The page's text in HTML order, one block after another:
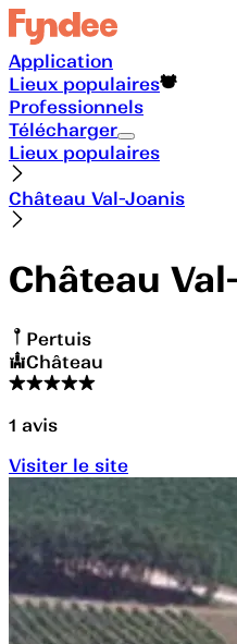
Application
Lieux populaires
Professionnels
Télécharger
Lieux populaires
Château Val-Joanis
Château
Pertuis
Château
1 avis
Visiter le site